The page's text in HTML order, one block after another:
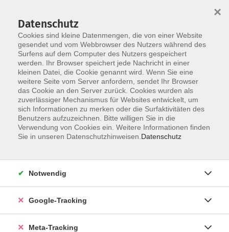
Skip to main content
Der Kurs konnte nicht gefunden werden.
Datenschutz
Cookies sind kleine Datenmengen, die von einer Website
gesendet und vom Webbrowser des Nutzers während des
Surfens auf dem Computer des Nutzers gespeichert
werden. Ihr Browser speichert jede Nachricht in einer
kleinen Datei, die Cookie genannt wird. Wenn Sie eine
weitere Seite vom Server anfordern, sendet Ihr Browser
das Cookie an den Server zurück. Cookies wurden als
zuverlässiger Mechanismus für Websites entwickelt, um
sich Informationen zu merken oder die Surfaktivitäten des
Benutzers aufzuzeichnen. Bitte willigen Sie in die
Verwendung von Cookies ein. Weitere Informationen finden
Sie in unseren Datenschutzhinweisen. Datenschutz
×
Notwendig
Google-Tracking
Meta-Tracking